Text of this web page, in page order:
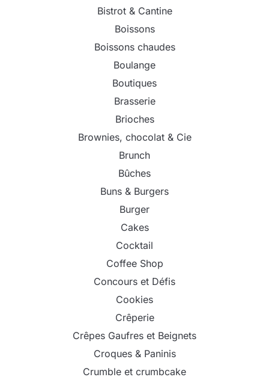
Bistrot & Cantine
Boissons
Boissons chaudes
Boulange
Boutiques
Brasserie
Brioches
Brownies, chocolat & Cie
Brunch
Bûches
Buns & Burgers
Burger
Cakes
Cocktail
Coffee Shop
Concours et Défis
Cookies
Crêperie
Crêpes Gaufres et Beignets
Croques & Paninis
Crumble et crumbcake